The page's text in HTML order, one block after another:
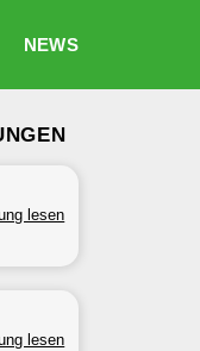
NEWS
lesen
lesen